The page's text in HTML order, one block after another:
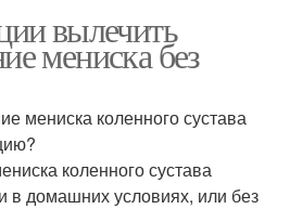
вылечить
мениска без
мениска коленного сустава
коленного сустава
в домашних условиях, или без